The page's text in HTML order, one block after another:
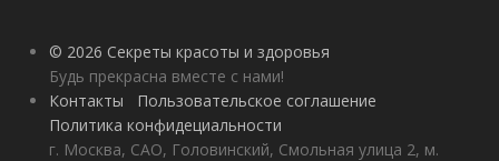
© 2026 Секреты красоты и здоровья
Будь прекрасна вместе с нами!
Контакты
Пользовательское соглашение
Политика конфидециальности
г. Москва, САО, Головинский, Смольная улица 2, м.